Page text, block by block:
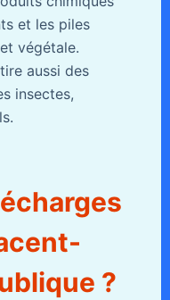
et les piles
végétale.
aussi des
insectes,
?